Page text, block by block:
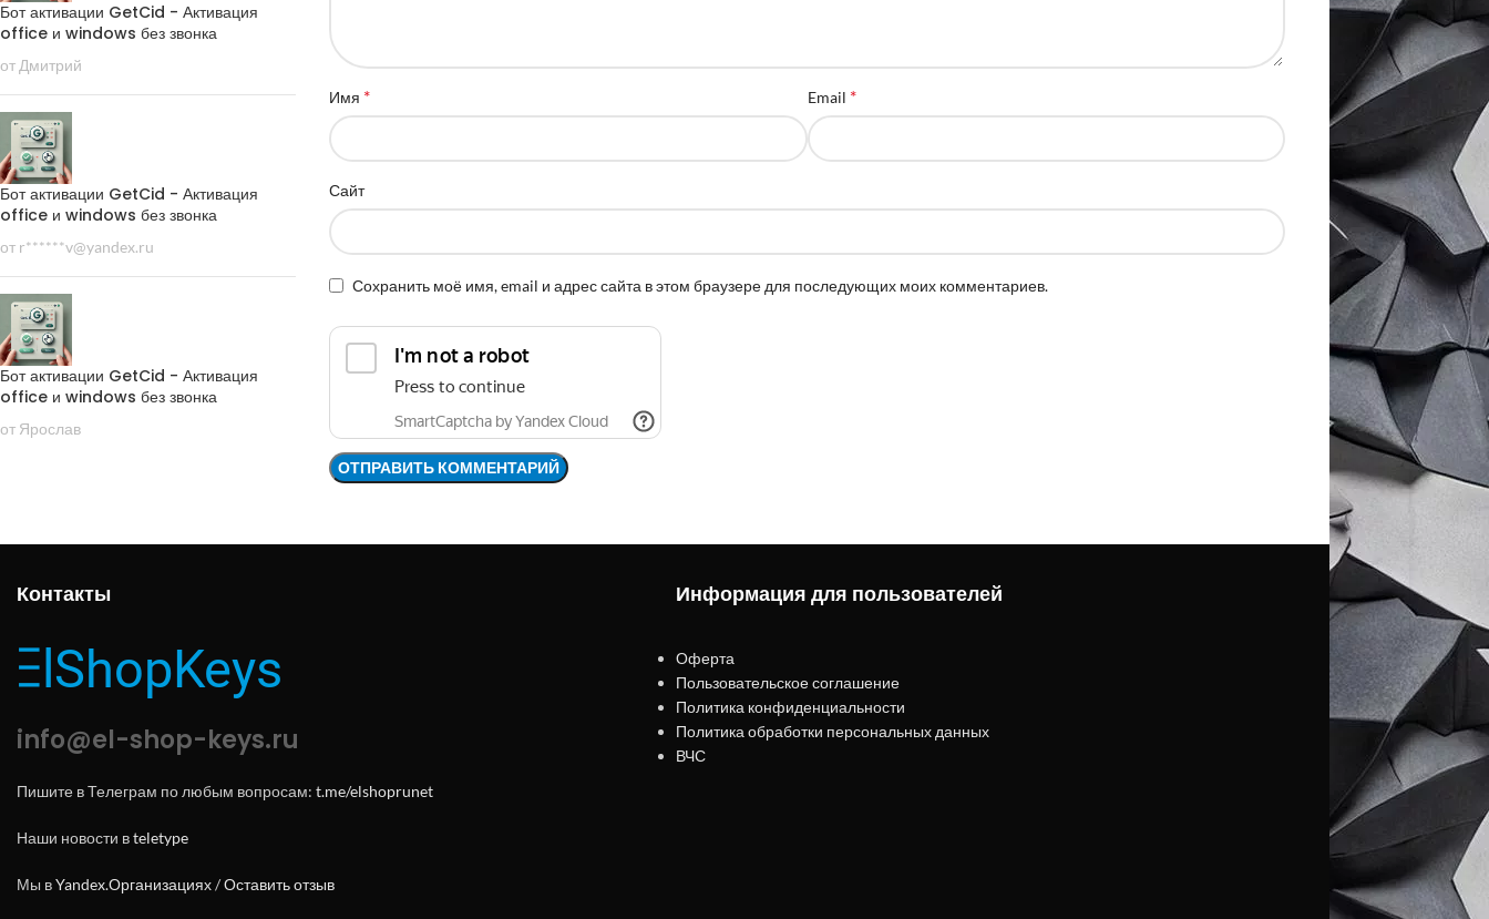
Бот активации GetCid - Активация
office и windows без звонка
от Дмитрий
Бот активации GetCid - Активация
office и windows без звонка
от r******v@yandex.ru
Бот активации GetCid - Активация
office и windows без звонка
от Ярослав
Имя * Email *
Сайт
Сохранить моё имя, email и адрес сайта в этом браузере для последующих моих комментариев.
Контакты
info@el-shop-keys.ru
Пишите в Телеграм по любым вопросам: t.me/elshoprunet
Наши новости вteletype
Мы вYandex.Организациях/Оставить отзыв
Информация для пользователей
Оферта
Пользовательское соглашение
Политика конфиденциальности
Политика обработки персональных данных
ВЧС